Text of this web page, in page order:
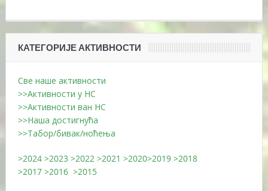
КАТЕГОРИЈЕ АКТИВНОСТИ
Све наше активности
>>Активности у НС
>>Активности ван НС
>>Наша достигнућа
>>Табор/бивак/ноћења
>2024 >2023 >2022 >2021 >2020>2019 >2018
>2017 >2016 >2015